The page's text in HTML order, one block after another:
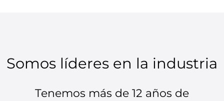
Somos líderes en la industria
Tenemos más de 12 años de